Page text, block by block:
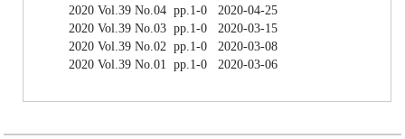
2020 Vol.39 No.04 pp.1-0 2020-04-25
2020 Vol.39 No.03 pp.1-0 2020-03-15
2020 Vol.39 No.02 pp.1-0 2020-03-08
2020 Vol.39 No.01 pp.1-0 2020-03-06